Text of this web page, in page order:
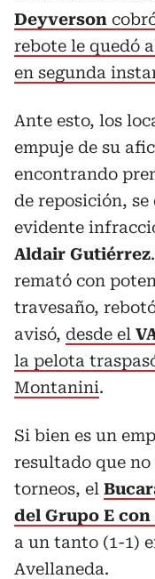
Deyverson
rebote le quedó
en segunda
Ante esto, los
empuje de su
encontrando
de reposición,
evidente
Aldair Gutiérrez
remató con
travesaño,
avisó, desde el
la pelota
Montanini.
Si bien es un
resultado que no
torneos, el
del Grupo E
a un tanto (1-1)
Avellaneda.